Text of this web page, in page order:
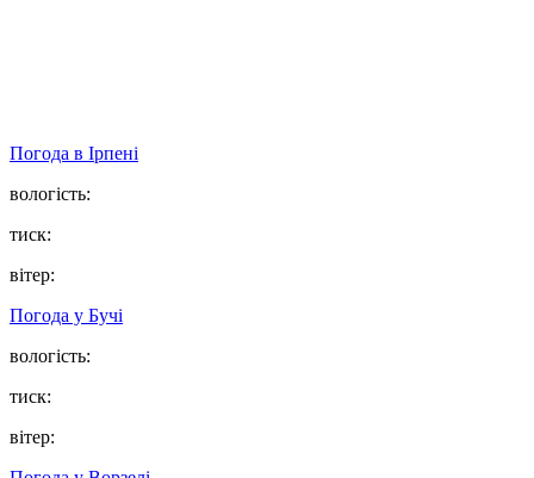
Погода в Ірпені
вологість:
тиск:
вітер:
Погода у Бучі
вологість:
тиск:
вітер: